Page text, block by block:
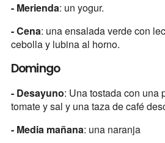
- Merienda: un yogur.
- Cena: una ensalada verde con
cebolla y lubina al horno.
Domingo
- Desayuno: Una tostada con una
tomate y sal y una taza de café
- Media mañana: una naranja